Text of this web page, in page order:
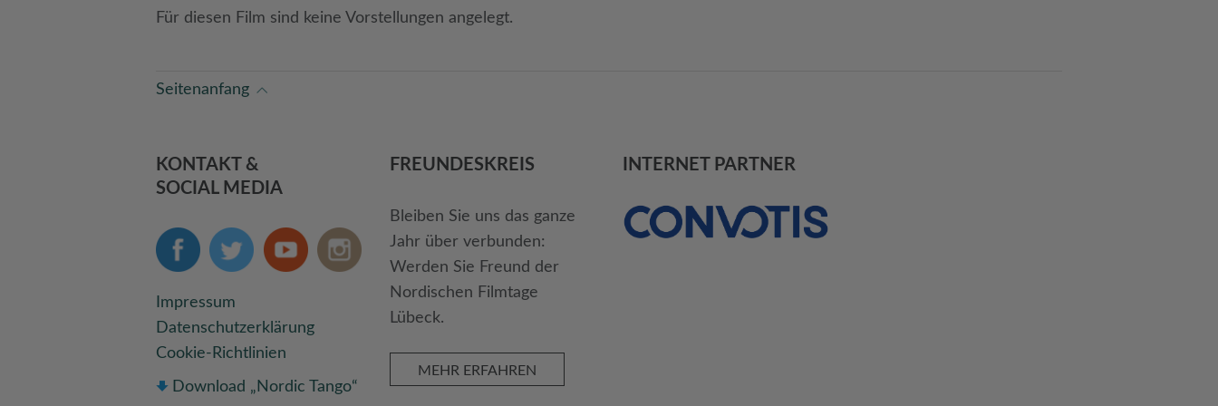
Für diesen Film sind keine Vorstellungen angelegt.
Seitenanfang
KONTAKT &
SOCIAL MEDIA
Impressum
Datenschutzerklärung
Cookie-Richtlinien
Download „Nordic Tango“
FREUNDES­KREIS
Bleiben Sie uns das ganze
Jahr über verbunden:
Werden Sie Freund der
Nordischen Filmtage
Lübeck.
MEHR ERFAHREN
INTERNET PARTNER